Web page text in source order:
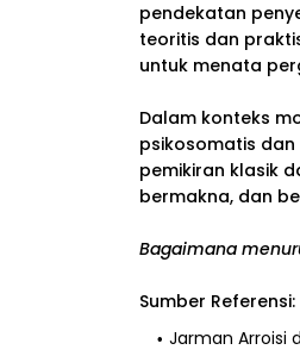
pendekatan
teoritis dan
untuk menata
Dalam konteks
psikosomatis
pemikiran klasik
bermakna, dan
Bagaimana
Sumber Referensi:
Jarman Arroisi